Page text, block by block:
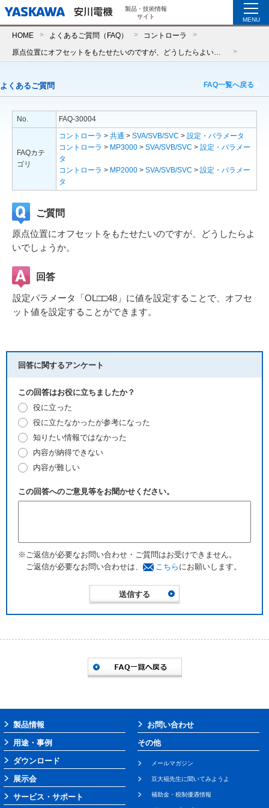
製品・技術情報
サイト
MENU
HOME よくあるご質問（FAQ） コントローラ
よくあるご質問 FAQ一覧へ戻る
No. FAQ-30004
FAQカテ
ゴリ
コントローラ > 共通 > SVA/SVB/SVC > 設定・パラメータ
コントローラ > MP3000 > SVA/SVB/SVC > 設定・パラメー
タ
コントローラ > MP2000 > SVA/SVB/SVC > 設定・パラメー
タ
ご質問
原点位置にオフセットをもたせたいのですが、どうしたらよ
いでしょうか。
回答
設定パラメータ「OL□□48」に値を設定することで、オフセ
ット値を設定することができます。
回答に関するアンケート
この回答はお役に立ちましたか？
役に立った
役に立たなかったが参考になった
知りたい情報ではなかった
内容が納得できない
内容が難しい
この回答へのご意見等をお聞かせください。
※ご返信が必要なお問い合わせ・ご質問はお受けできません。
ご返信が必要なお問い合わせは、
こちら にお願いします。
製品情報
用途・事例
ダウンロード
展示会
サービス・サポート
お問い合わせ
その他
メールマガジン
豆大福先生に聞いてみようよ
補助金・税制優遇情報